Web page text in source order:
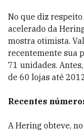
No que diz
acelerado da
mostra otimista.
recentemente sua
71 unidades.
de 60 lojas até
Recentes
A Hering obteve,